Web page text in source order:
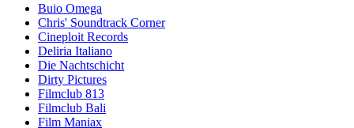
Buio Omega
Chris' Soundtrack Corner
Cineploit Records
Deliria Italiano
Die Nachtschicht
Dirty Pictures
Filmclub 813
Filmclub Bali
Film Maniax